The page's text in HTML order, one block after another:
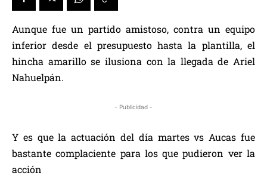
Aunque fue un partido amistoso, contra un equipo
inferior desde el presupuesto hasta la plantilla, el
hincha amarillo se ilusiona con la llegada de Ariel
Nahuelpán.
- Publicidad -
Y es que la actuación del día martes vs Aucas fue
bastante complaciente para los que pudieron ver la
acción